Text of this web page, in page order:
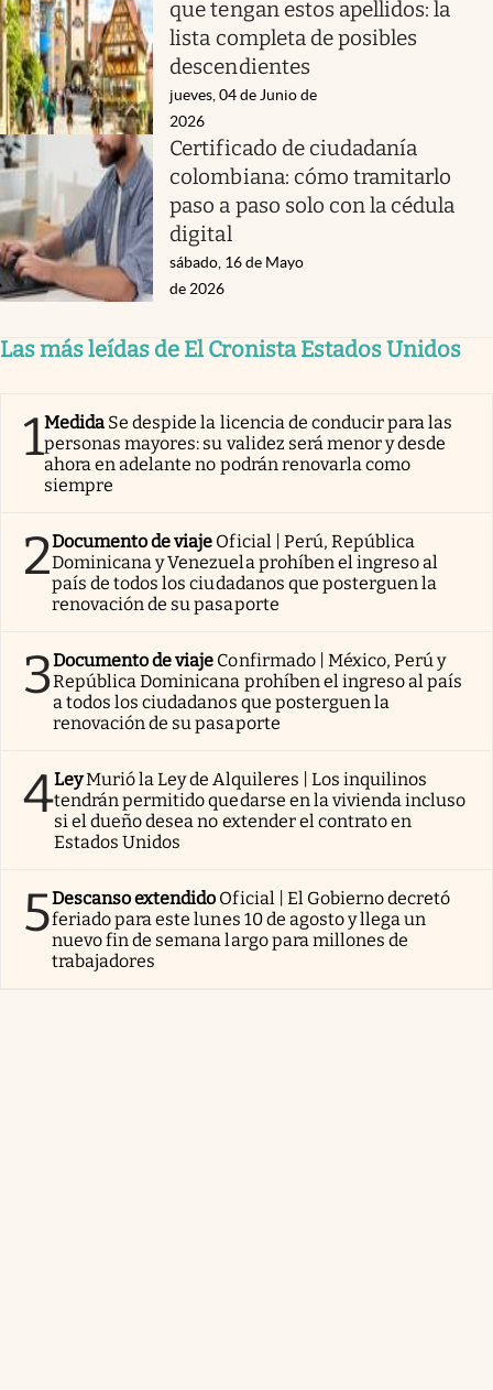
que tengan estos apellidos: la
lista completa de posibles
descendientes
jueves, 04 de Junio de
2026
Certificado de ciudadanía
colombiana: cómo tramitarlo
paso a paso solo con la cédula
digital
sábado, 16 de Mayo
de 2026
Las más leídas de El Cronista Estados Unidos
1Medida Se despide la licencia de conducir para las
personas mayores: su validez será menor y desde
ahora en adelante no podrán renovarla como
siempre
2Documento de viaje Oficial | Perú, República
Dominicana y Venezuela prohíben el ingreso al
país de todos los ciudadanos que posterguen la
renovación de su pasaporte
3Documento de viaje Confirmado | México, Perú y
República Dominicana prohíben el ingreso al país
a todos los ciudadanos que posterguen la
renovación de su pasaporte
4LeyMurió la Ley de Alquileres | Los inquilinos
tendrán permitido quedarse en la vivienda incluso
si el dueño desea no extender el contrato en
Estados Unidos
5Descanso extendido Oficial | El Gobierno decretó
feriado para este lunes 10 de agosto y llega un
nuevo fin de semana largo para millones de
trabajadores